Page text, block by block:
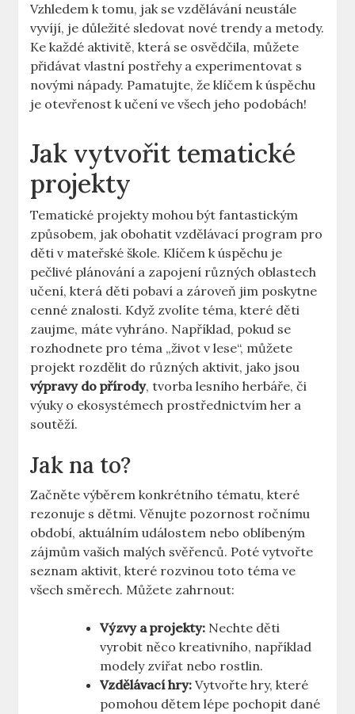
Vzhledem k tomu, jak se vzdělávání neustále
vyvíjí, je důležité sledovat nové trendy a metody.
Ke každé aktivitě, která se osvědčila, můžete
přidávat vlastní postřehy a experimentovat s
novými nápady. Pamatujte, že klíčem k úspěchu
je otevřenost k učení ve všech jeho podobách!
Jak vytvořit tematické
projekty
Tematické projekty mohou být fantastickým
způsobem, jak obohatit vzdělávací program pro
děti v mateřské škole. Klíčem k úspěchu je
pečlivé plánování a zapojení různých oblastech
učení, která děti pobaví a zároveň jim poskytne
cenné znalosti. Když zvolíte téma, které děti
zaujme, máte vyhráno. Například, pokud se
rozhodnete pro téma „život v lese“, můžete
projekt rozdělit do různých aktivit, jako jsou
výpravy do přírody, tvorba lesního herbáře, či
výuky o ekosystémech prostřednictvím her a
soutěží.
Jak na to?
Začněte výběrem konkrétního tématu, které
rezonuje s dětmi. Věnujte pozornost ročnímu
období, aktuálním událostem nebo oblíbeným
zájmům vašich malých svěřenců. Poté vytvořte
seznam aktivit, které rozvinou toto téma ve
všech směrech. Můžete zahrnout:
Výzvy a projekty: Nechte děti
vyrobit něco kreativního, například
modely zvířat nebo rostlin.
Vzdělávací hry: Vytvořte hry, které
pomohou dětem lépe pochopit dané